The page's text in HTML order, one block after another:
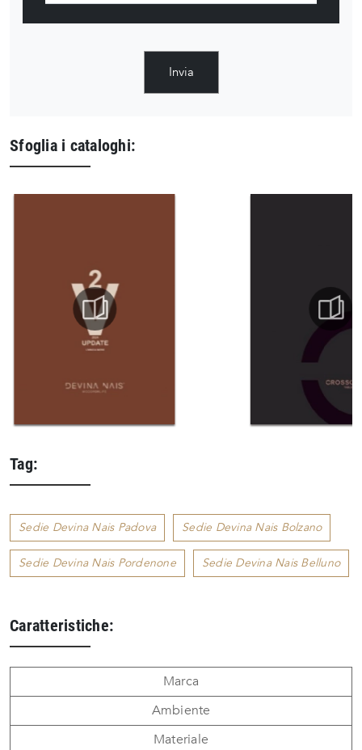
Invia
Sfoglia i cataloghi:
Tag:
Sedie Devina Nais Padova Sedie Devina Nais Bolzano
Sedie Devina Nais Pordenone Sedie Devina Nais Belluno
Caratteristiche:
Marca
Ambiente
Materiale